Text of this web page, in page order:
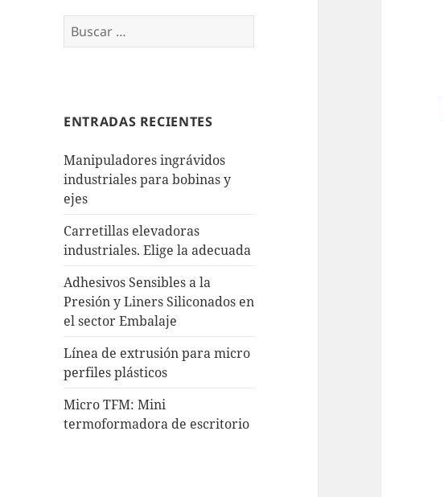
Buscar:
ENTRADAS RECIENTES
Manipuladores ingrávidos
industriales para bobinas y
ejes
Carretillas elevadoras
industriales. Elige la adecuada
Adhesivos Sensibles a la
Presión y Liners Siliconados en
el sector Embalaje
Línea de extrusión para micro
perfiles plásticos
Micro TFM: Mini
termoformadora de escritorio